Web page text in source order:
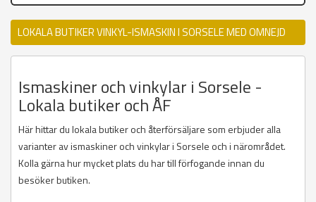
LOKALA BUTIKER VINKYL-ISMASKIN I SORSELE MED OMNEJD
Ismaskiner och vinkylar i Sorsele -
Lokala butiker och ÅF
Här hittar du lokala butiker och återförsäljare som erbjuder alla
varianter av ismaskiner och vinkylar i Sorsele och i närområdet.
Kolla gärna hur mycket plats du har till förfogande innan du
besöker butiken.